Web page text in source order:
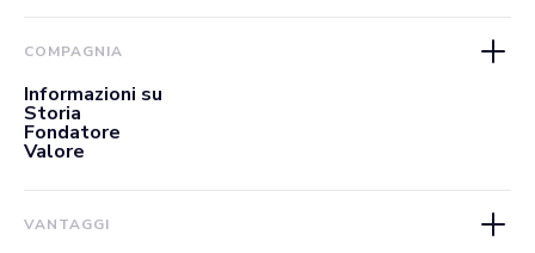
COMPAGNIA
Informazioni su
Storia
Fondatore
Valore
VANTAGGI